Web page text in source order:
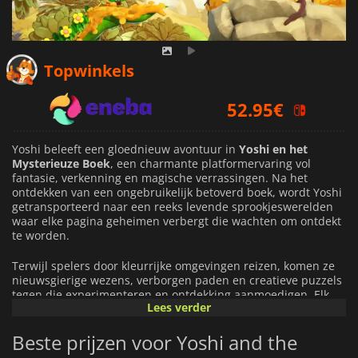
Topwinkels
54.99€
55.18€
Yoshi beleeft een gloednieuw avontuur in Yoshi en het
Mysterieuze Boek, een charmante platformervaring vol
fantasie, verkenning en magische verrassingen. Na het
ontdekken van een ongebruikelijk betoverd boek, wordt Yoshi
getransporteerd naar een reeks levende sprookjeswerelden
waar elke pagina geheimen verbergt die wachten om ontdekt
te worden.
Terwijl spelers door kleurrijke omgevingen reizen, komen ze
nieuwsgierige wezens, verborgen paden en creatieve puzzels
tegen die experimenteren en ontdekking aanmoedigen. Elk
gebied biedt unieke interacties die de wereld om je heen
persoonlijkheid aanvoelt.
Lees verder
Beste prijzen voor Yoshi and the